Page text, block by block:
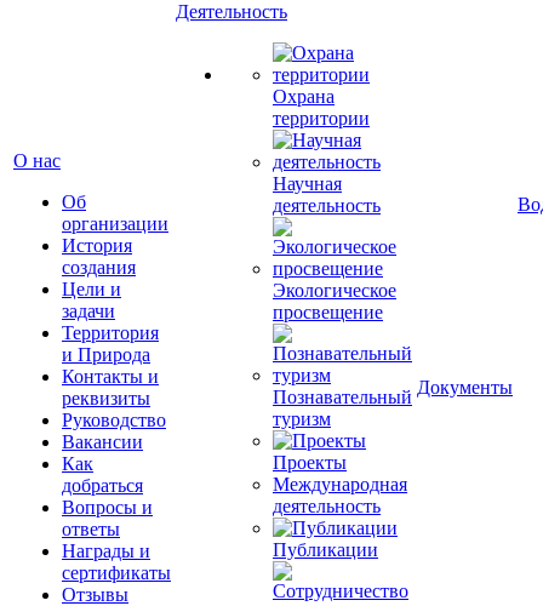
О нас
Об
организации
История
создания
Цели и
задачи
Территория
и Природа
Контакты и
реквизиты
Руководство
Вакансии
Как
добраться
Вопросы и
ответы
Награды и
сертификаты
Отзывы
Деятельность
Охрана
территории
Научная
деятельность
Экологическое
просвещение
Познавательный
туризм
Проекты
Международная
деятельность
Публикации
Документы